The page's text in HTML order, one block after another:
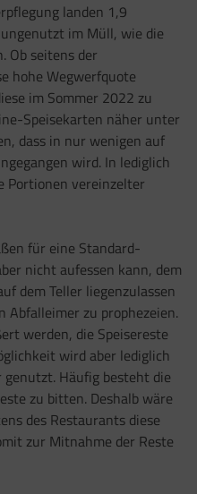
landen 1,9
im Müll, wie die
Ob seitens der
hohe Wegwerfquote
im Sommer 2022 zu
Speisekarten näher unter
dass in nur wenigen auf
wird. In lediglich
Portionen vereinzelter
für eine Standard-
nicht aufessen kann, dem
dem Teller liegenzulassen
Abfalleimer zu prophezeien.
werden, die Speisereste
wird aber lediglich
genutzt. Häufig besteht die
zu bitten. Deshalb wäre
des Restaurants diese
zur Mitnahme der Reste